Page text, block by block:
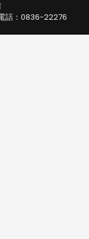
話：0836-22276